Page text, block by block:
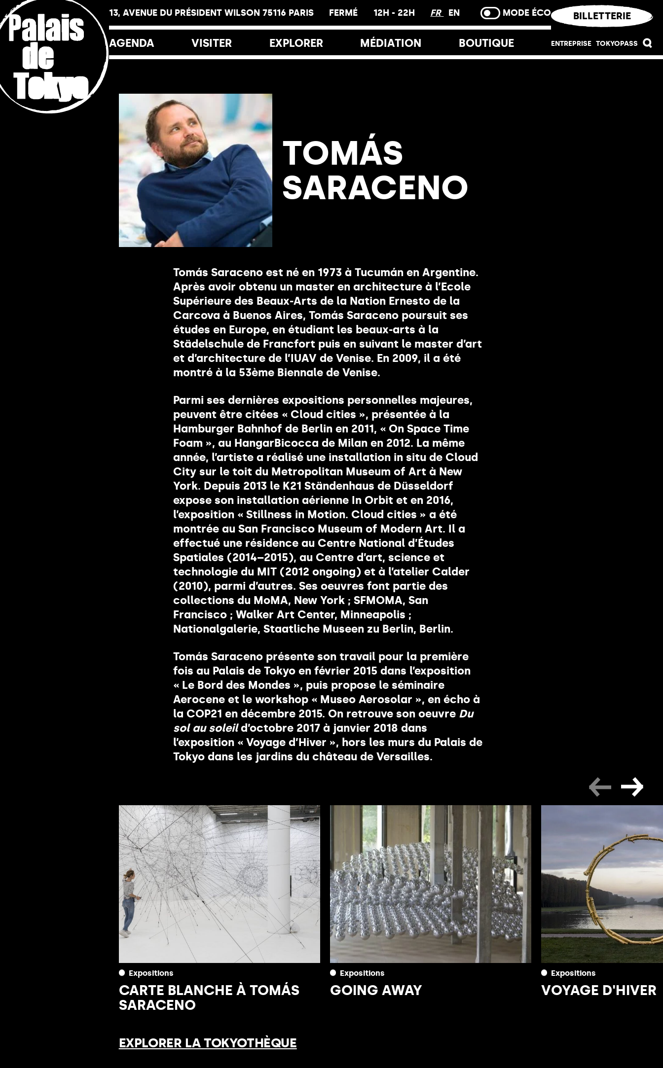
13, AVENUE DU PRÉSIDENT WILSON 75116 PARIS FERMÉ 12H - 22H FR EN MODE ÉCO
AGENDA VISITER
Tarifs
Le Palais de Tokyo
La Friche
La Librairie
Les Restaurants
Le Yoyo
Vous êtes ?
EXPLORER MÉDIATION
Éducation
Glossaire
BOUTIQUE
BILLETTERIE
ENTREPRISE TOKYOPASS
TOMÁS
SARACENO
Tomás Saraceno est né en 1973 à Tucumán en Argentine.
Après avoir obtenu un master en architecture à l’Ecole
Supérieure des Beaux-Arts de la Nation Ernesto de la
Carcova à Buenos Aires, Tomás Saraceno poursuit ses
études en Europe, en étudiant les beaux-arts à la
Städelschule de Francfort puis en suivant le master d’art
et d’architecture de l’IUAV de Venise. En 2009, il a été
montré à la 53ème Biennale de Venise.
Parmi ses dernières expositions personnelles majeures,
peuvent être citées « Cloud cities », présentée à la
Hamburger Bahnhof de Berlin en 2011, « On Space Time
Foam », au HangarBicocca de Milan en 2012. La même
année, l’artiste a réalisé une installation in situ de Cloud
City sur le toit du Metropolitan Museum of Art à New
York. Depuis 2013 le K21 Ständenhaus de Düsseldorf
expose son installation aérienne In Orbit et en 2016,
l’exposition « Stillness in Motion. Cloud cities » a été
montrée au San Francisco Museum of Modern Art. Il a
effectué une résidence au Centre National d’Études
Spatiales (2014–2015), au Centre d’art, science et
technologie du MIT (2012 ongoing) et à l’atelier Calder
(2010), parmi d’autres. Ses oeuvres font partie des
collections du MoMA, New York ; SFMOMA, San
Francisco ; Walker Art Center, Minneapolis ;
Nationalgalerie, Staatliche Museen zu Berlin, Berlin.
Tomás Saraceno présente son travail pour la première
fois au Palais de Tokyo en février 2015 dans l’exposition
« Le Bord des Mondes », puis propose le séminaire
Aerocene et le workshop « Museo Aerosolar », en écho à
la COP21 en décembre 2015. On retrouve son oeuvre Du
sol au soleild’octobre 2017 à janvier 2018 dans
l’exposition « Voyage d’Hiver », hors les murs du Palais de
Tokyo dans les jardins du château de Versailles.
Expositions
CARTE BLANCHE À TOMÁS
SARACENO
Expositions
GOING AWAY
Expositions
VOYAGE D'HIVER
EXPLORER LA TOKYOTHÈQUE
Panneau de gestion des cookies